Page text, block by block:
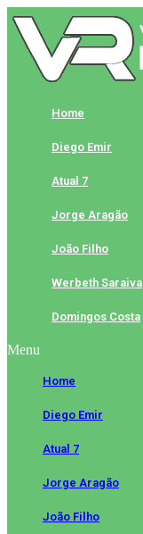
Skip
to
content
Home
Diego Emir
Atual 7
Jorge Aragão
João Filho
Werbeth Saraiva
Domingos Costa
Menu
Home
Diego Emir
Atual 7
Jorge Aragão
João Filho